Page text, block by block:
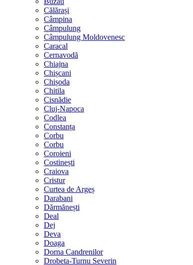
Călărași
Câmpina
Câmpulung
Câmpulung Moldovenesc
Caracal
Cernavodă
Chiajna
Chișcani
Chișoda
Chitila
Cisnădie
Cluj-Napoca
Codlea
Constanța
Corbu
Corbu
Coroieni
Costinești
Craiova
Cristur
Curtea de Argeș
Darabani
Dărmănești
Deal
Dej
Deva
Doaga
Dorna Candrenilor
Drobeta-Turnu Severin